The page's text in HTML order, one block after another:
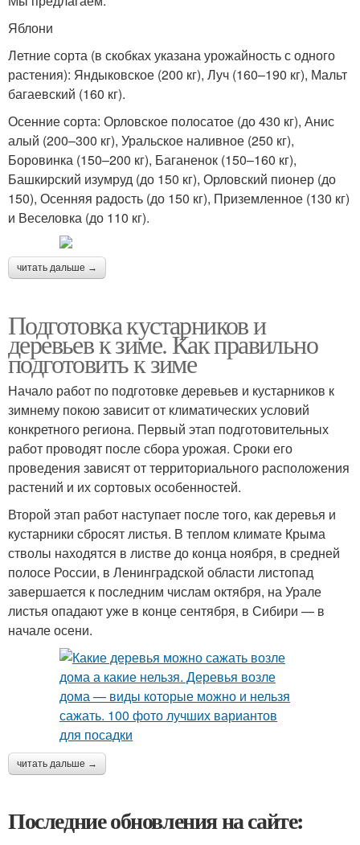
Яблони
Летние сорта (в скобках указана урожайность с одного
растения): Яндыковское (200 кг), Луч (160–190 кг), Мальт
багаевский (160 кг).
Осенние сорта: Орловское полосатое (до 430 кг), Анис
алый (200–300 кг), Уральское наливное (250 кг),
Боровинка (150–200 кг), Баганенок (150–160 кг),
Башкирский изумруд (до 150 кг), Орловский пионер (до
150), Осенняя радость (до 150 кг), Приземленное (130 кг)
и Веселовка (до 110 кг).
читать дальше →
Подготовка кустарников и
деревьев к зиме. Как правильно
подготовить к зиме
Начало работ по подготовке деревьев и кустарников к
зимнему покою зависит от климатических условий
конкретного региона. Первый этап подготовительных
работ проводят после сбора урожая. Сроки его
проведения зависят от территориального расположения
растений и их сортовых особенностей.
Второй этап работ наступает после того, как деревья и
кустарники сбросят листья. В теплом климате Крыма
стволы находятся в листве до конца ноября, в средней
полосе России, в Ленинградской области листопад
завершается к последним числам октября, на Урале
листья опадают уже в конце сентября, в Сибири — в
начале осени.
читать дальше →
Последние обновления на сайте: